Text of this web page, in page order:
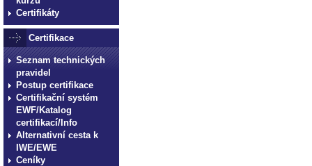
Certifikáty
Certifikace
Seznam technických
pravidel
Postup certifikace
Certifikační systém
EWF/Katalog
certifikací/Info
Alternativní cesta k
IWE/EWE
Ceníky